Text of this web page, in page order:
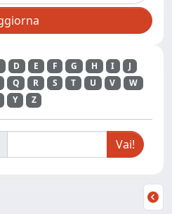
D E F G H I
J
Q R S T U V
W
Y Z